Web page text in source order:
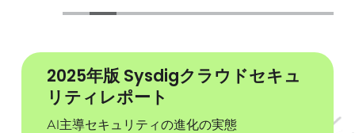
2025年版 Sysdigクラウドセキュ
リティレポート
AI主導セキュリティの進化の実態